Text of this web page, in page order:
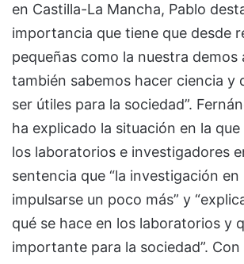
en Castilla-La Mancha, Pablo
importancia que tiene que desde
pequeñas como la nuestra demos
también sabemos hacer ciencia y
ser útiles para la sociedad”.
ha explicado la situación en la
los laboratorios e investigadores
sentencia que “la investigación en
impulsarse un poco más” y
qué se hace en los laboratorios y
importante para la sociedad”. Con